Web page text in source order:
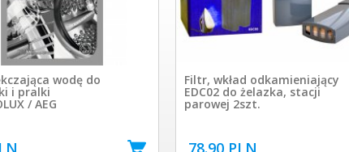
wodę do
i pralki
/ AEG
Filtr, wkład odkamieniający
EDC02 do żelazka, stacji
parowej 2szt.
78.90 PLN